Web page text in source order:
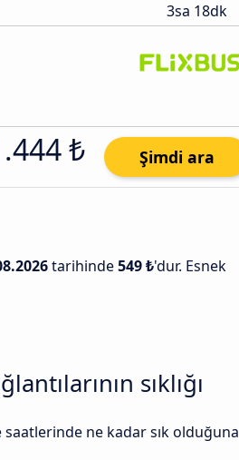
3sa 18dk
₺ Şimdi ara
tarihinde549 ₺'dur. Esnek
sıklığı
saatlerinde ne kadar sık olduğuna